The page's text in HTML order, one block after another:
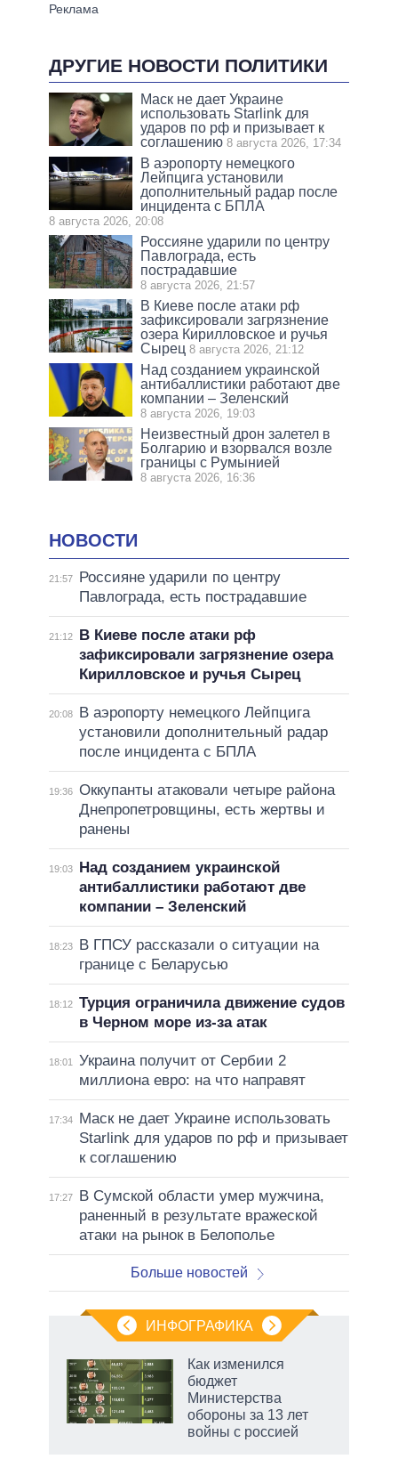
ДРУГИЕ НОВОСТИ ПОЛИТИКИ
Маск не дает Украине
использовать Starlink для
ударов по рф и призывает к
соглашению 8 августа 2026, 17:34
В аэропорту немецкого
Лейпцига установили
дополнительный радар после
инцидента с БПЛА
8 августа 2026, 20:08
Россияне ударили по центру
Павлограда, есть
пострадавшие
8 августа 2026, 21:57
В Киеве после атаки рф
зафиксировали загрязнение
озера Кирилловское и ручья
Сырец 8 августа 2026, 21:12
Над созданием украинской
антибаллистики работают две
компании – Зеленский
8 августа 2026, 19:03
Неизвестный дрон залетел в
Болгарию и взорвался возле
границы с Румынией
8 августа 2026, 16:36
НОВОСТИ
21:57
Россияне ударили по центру
Павлограда, есть пострадавшие
21:12
В Киеве после атаки рф
зафиксировали загрязнение озера
Кирилловское и ручья Сырец
20:08
В аэропорту немецкого Лейпцига
установили дополнительный радар
после инцидента с БПЛА
19:36 Оккупанты атаковали четыре района
Днепропетровщины, есть жертвы и
ранены
19:03
Над созданием украинской
антибаллистики работают две
компании – Зеленский
18:23
В ГПСУ рассказали о ситуации на
границе с Беларусью
18:12 Турция ограничила движение судов
в Черном море из-за атак
18:01
Украина получит от Сербии 2
миллиона евро: на что направят
17:34
Маск не дает Украине использовать
Starlink для ударов по рф и призывает
к соглашению
17:27
В Сумской области умер мужчина,
раненный в результате вражеской
атаки на рынок в Белополье
Больше новостей
ИНФОГРАФИКА
Как изменился
бюджет
Министерства
обороны за 13 лет
войны с россией